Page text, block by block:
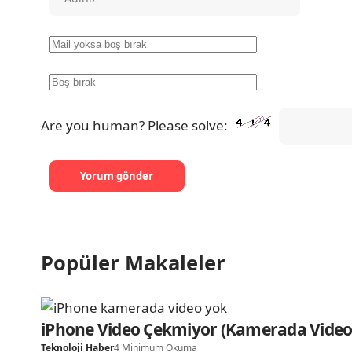
Are you human? Please solve:
Popüler Makaleler
iPhone Video Çekmiyor (Kamerada
Teknoloji Haber4 Minimum Okuma